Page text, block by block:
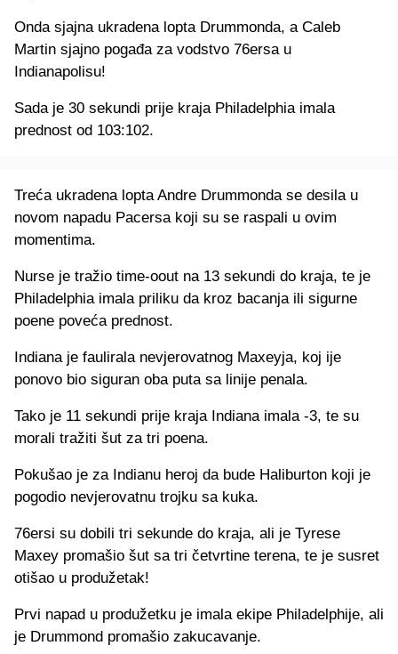
Onda sjajna ukradena lopta Drummonda, a Caleb
Martin sjajno pogađa za vodstvo 76ersa u
Indianapolisu!
Sada je 30 sekundi prije kraja Philadelphia imala
prednost od 103:102.
Treća ukradena lopta Andre Drummonda se desila u
novom napadu Pacersa koji su se raspali u ovim
momentima.
Nurse je tražio time-oout na 13 sekundi do kraja, te je
Philadelphia imala priliku da kroz bacanja ili sigurne
poene poveća prednost.
Indiana je faulirala nevjerovatnog Maxeyja, koj ije
ponovo bio siguran oba puta sa linije penala.
Tako je 11 sekundi prije kraja Indiana imala -3, te su
morali tražiti šut za tri poena.
Pokušao je za Indianu heroj da bude Haliburton koji je
pogodio nevjerovatnu trojku sa kuka.
76ersi su dobili tri sekunde do kraja, ali je Tyrese
Maxey promašio šut sa tri četvrtine terena, te je susret
otišao u produžetak!
Prvi napad u produžetku je imala ekipe Philadelphije, ali
je Drummond promašio zakucavanje.